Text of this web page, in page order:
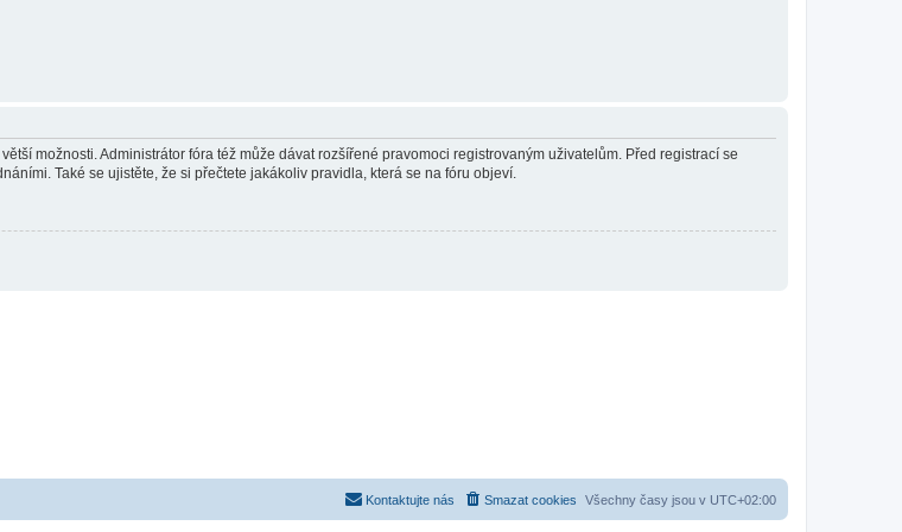
možnosti. Administrátor fóra též může dávat rozšířené pravomoci registrovaným uživatelům. Před registrací se
Také se ujistěte, že si přečtete jakákoliv pravidla, která se na fóru objeví.
Všechny časy jsou v UTC+02:00
Smazat cookies
Kontaktujte nás